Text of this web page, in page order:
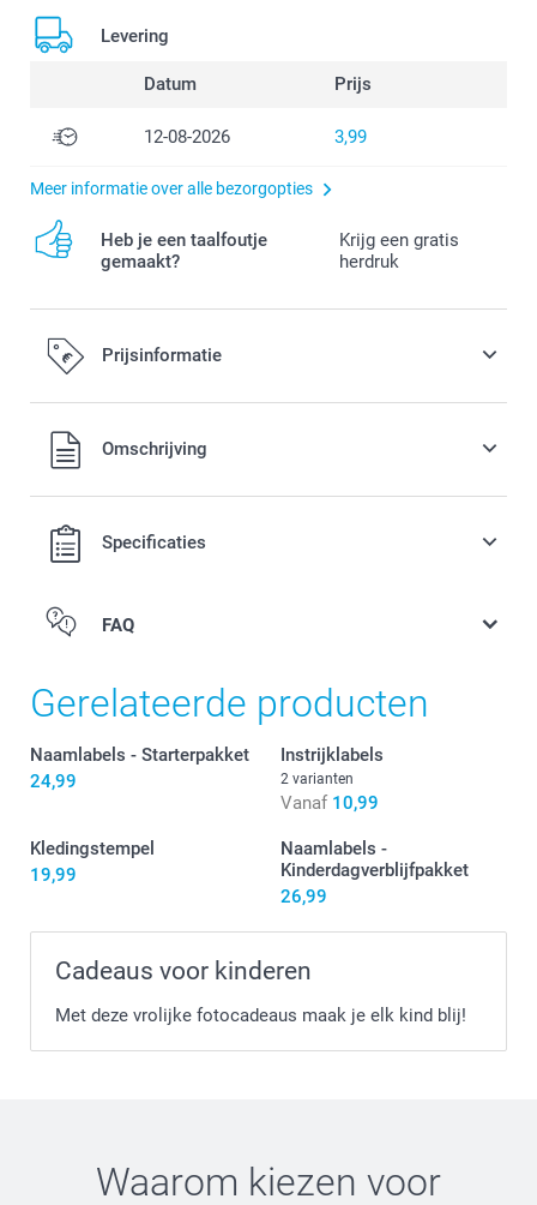
Levering
Datum Prijs
12-08-2026 3,99
Meer informatie over alle bezorgopties
Heb je een taalfoutje
gemaakt?
Krijg een gratis
herdruk
Prijsinformatie
Alle prijzen zijn in EURO (€) inclusief BTW en exclusief
verzendkosten.Omschrijving
Specificaties
FAQ
Plaats het label met de tekst naar boven
Druk het ijzer stevig voor 5-10 seconden tegen het label,
hef vervolgens het strijkijzer voorzichtig omhoog.
Gerelateerde producten
Naamlabels - Starterpakket
24,99
Instrijklabels
2 varianten
Vanaf 10,99
Kledingstempel
19,99
Naamlabels -
Kinderdagverblijfpakket
26,99
Cadeaus voor kinderen
Met deze vrolijke fotocadeaus maak je elk kind blij!
Waarom kiezen voor